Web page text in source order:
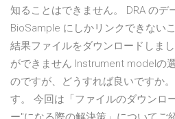
知ることはできません。 DRA のデ
BioSample にしかリンクできない
結果ファイルをダウンロードしま
ができません Instrument modelの
のですが、どうすれば良いですか
す。 今回は「ファイルのダウンロ